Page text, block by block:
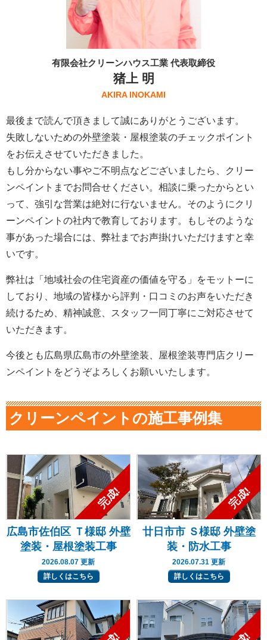
有限会社クリーンハウス工業 代表取締役
猪上 明
AKIRA INOKAMI
最後まで読んで頂きまして誠にありがとうございます。
失敗しないための外壁塗装・屋根塗装のチェックポイント
をお伝えさせていただきました。
もし分からない事やご不明点などございましたら、クリー
ンペイントまでお問合せください。相談に乗ったからとい
って、強引な営業は絶対に行ないません。そのようにクリ
ーンペイントの社内で教育しております。もしそのような
事があった場合には、弊社までお声掛けいただけますと幸
いです。
弊社は「地域社会の住宅資産の価値を守る」をモットーに
しており、地域の皆様から評判・口コミのお声をいただき
続けるため、精神誠意、スタッフ一同丁寧にご対応させて
いただきます。
今後とも広島県広島市の外壁塗装、屋根塗装専門店クリー
ンペイントをどうぞよろしくお願いいたします。
クリーンペイントの施工事例集
広島市佐伯区 Ｔ様邸 外壁
塗装・屋根塗装工事
2026.08.07 更新
詳しくはこちら
廿日市市 Ｓ様邸 外壁塗
装・防水工事
2026.07.31 更新
詳しくはこちら